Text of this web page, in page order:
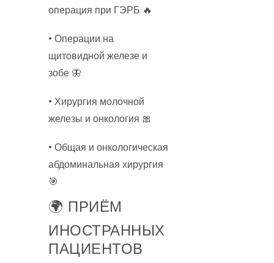
операция при ГЭРБ 🔥
• Операции на
щитовидной железе и
зобе 🦋
• Хирургия молочной
железы и онкология 🎀
• Общая и онкологическая
абдоминальная хирургия
🎯
🌍 ПРИЁМ
ИНОСТРАННЫХ
ПАЦИЕНТОВ